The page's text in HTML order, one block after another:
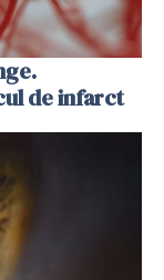
de infarct